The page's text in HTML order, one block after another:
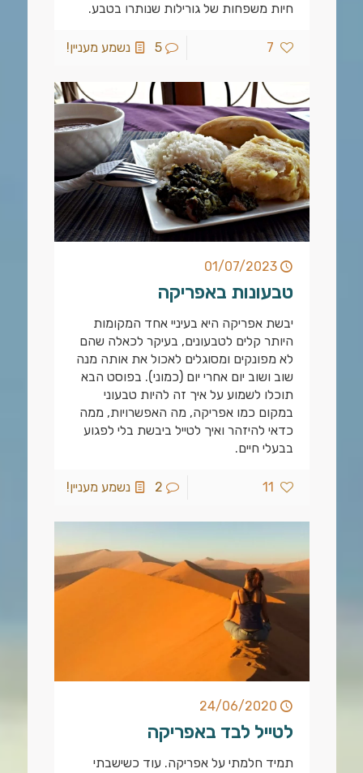
חיות משפחות של גורילות שנותרו בטבע.
7
5 נשמע מעניין!
01/07/2023
טבעונות באפריקה
יבשת אפריקה היא בעיניי אחד המקומות
היותר קלים לטבעונים, בעיקר לכאלה שהם
לא מפונקים ומסוגלים לאכול את אותה מנה
שוב ושוב יום אחרי יום (כמוני). בפוסט הבא
תוכלו לשמוע על איך זה להיות טבעוני
במקום כמו אפריקה, מה האפשרויות, ממה
כדאי להיזהר ואיך לטייל ביבשת בלי לפגוע
בבעלי חיים.
11
2 נשמע מעניין!
24/06/2020
לטייל לבד באפריקה
תמיד חלמתי על אפריקה. עוד כשישבתי